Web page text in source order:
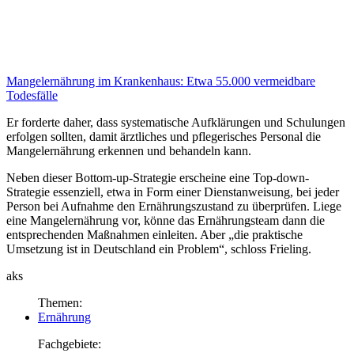
Mangelernährung im Krankenhaus: Etwa 55.000 vermeidbare
Todesfälle
Er forderte daher, dass systematische Aufklärungen und Schulungen
erfolgen sollten, damit ärztliches und pflegerisches Personal die
Mangelernährung erkennen und behandeln kann.
Neben dieser Bottom-up-Strategie erscheine eine Top-down-
Strategie essenziell, etwa in Form einer Dienstanweisung, bei jeder
Person bei Aufnahme den Ernährungszustand zu überprüfen. Liege
eine Mangelernährung vor, könne das Ernährungsteam dann die
entsprechenden Maßnahmen einleiten. Aber „die praktische
Umsetzung ist in Deutschland ein Problem“, schloss Frieling.
aks
Themen:
Ernährung
Fachgebiete: